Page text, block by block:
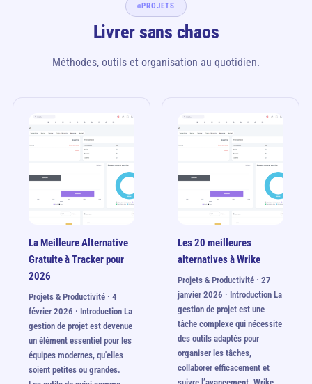
PROJETS
Livrer sans chaos
Méthodes, outils et organisation au quotidien.
La Meilleure Alternative
Gratuite à Tracker pour
2026
Projets & Productivité · 4
février 2026 · Introduction La
gestion de projet est devenue
un élément essentiel pour les
équipes modernes, qu'elles
soient petites ou grandes.
Les 20 meilleures
alternatives à Wrike
Projets & Productivité · 27
janvier 2026 · Introduction La
gestion de projet est une
tâche complexe qui nécessite
des outils adaptés pour
organiser les tâches,
collaborer efficacement et